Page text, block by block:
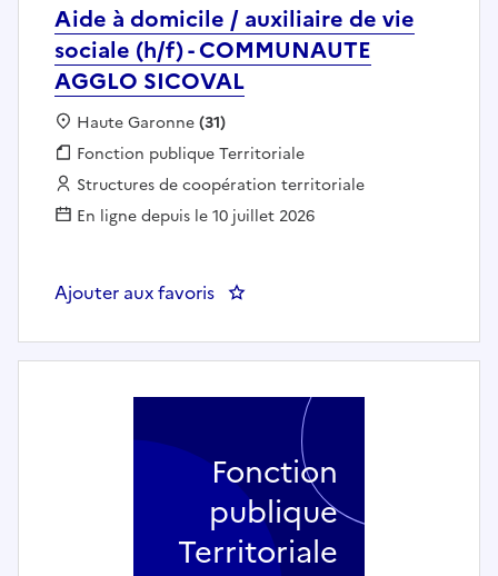
Aide à domicile / auxiliaire de vie
sociale (h/f) - COMMUNAUTE
AGGLO SICOVAL
Localisation :
Haute Garonne(31)
Fonction publique :
Fonction publique Territoriale
Employeur :
Structures de coopération territoriale
En ligne depuis le 10 juillet 2026
Ajouter aux favoris : Aide à domicile / auxiliaire de
Fonction
publique
Territoriale